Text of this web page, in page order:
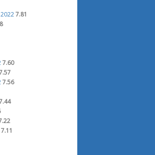
7.81
7.60
7.56
7.11